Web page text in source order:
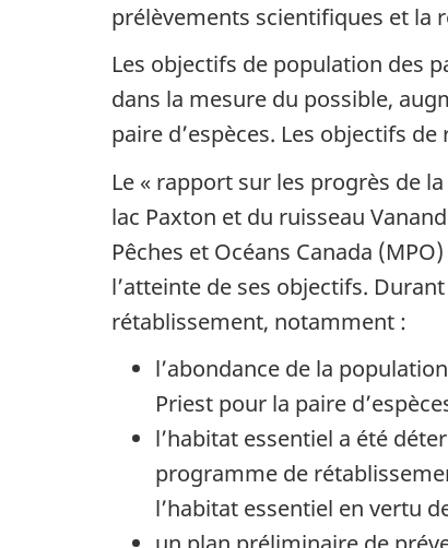
prélèvements scientifiques et la
Les objectifs de population des
dans la mesure du possible,
paire d’espèces. Les objectifs
Le « rapport sur les progrès de
lac Paxton et du ruisseau
Pêches et Océans Canada
l’atteinte de ses objectifs.
rétablissement, notamment :
l’abondance de la
Priest pour la paire
l’habitat essentiel a été
programme de
l’habitat essentiel en vertu